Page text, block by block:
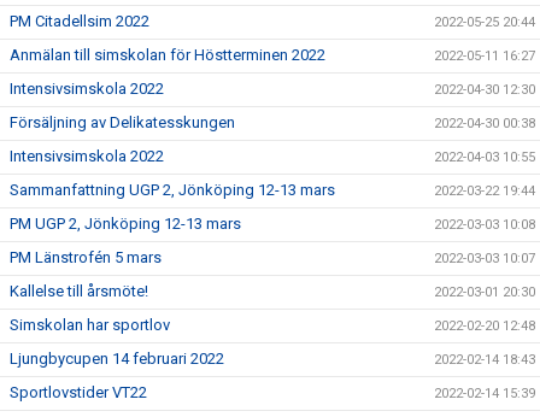
PM Citadellsim 2022 2022-05-25 20:44
Anmälan till simskolan för Höstterminen 2022 2022-05-11 16:27
Intensivsimskola 2022 2022-04-30 12:30
Försäljning av Delikatesskungen 2022-04-30 00:38
Intensivsimskola 2022 2022-04-03 10:55
Sammanfattning UGP 2, Jönköping 12-13 mars 2022-03-22 19:44
PM UGP 2, Jönköping 12-13 mars 2022-03-03 10:08
PM Länstrofén 5 mars 2022-03-03 10:07
Kallelse till årsmöte! 2022-03-01 20:30
Simskolan har sportlov 2022-02-20 12:48
Ljungbycupen 14 februari 2022 2022-02-14 18:43
Sportlovstider VT22 2022-02-14 15:39